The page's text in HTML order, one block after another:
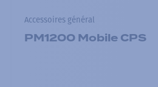
Accessoires général
PM1200 Mobile CPS